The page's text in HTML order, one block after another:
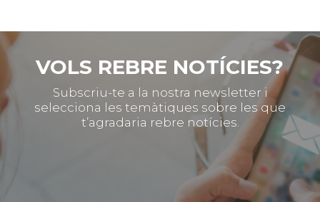
VOLS REBRE NOTÍCIES?
Subscriu-te a la nostra newsletter i
selecciona les temàtiques sobre les que
t’agradaria rebre notícies.